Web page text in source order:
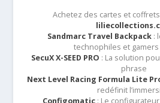
Achetez des cartes et
Sandmarc Travel Backpack :
technophiles et
SecuX X-SEED PRO : La solution
phrase
Next Level Racing Formula Lite
redéfinit
Configomatic: Le